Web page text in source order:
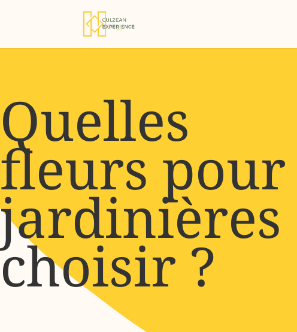
Quelles
fleurs pour
jardinières
choisir ?